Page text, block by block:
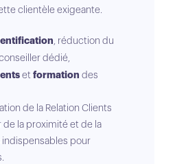
clientèle exigeante.
, réduction du
dédié,
et formation des
de la Relation Clients
la proximité et de la
indispensables pour